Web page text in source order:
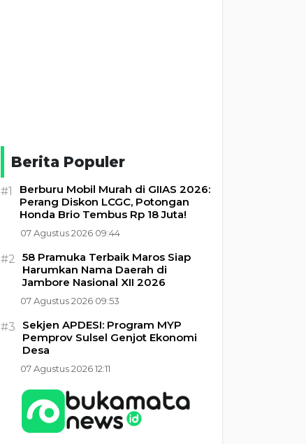
Berita Populer
#1
Berburu Mobil Murah di GIIAS 2026:
Perang Diskon LCGC, Potongan
Honda Brio Tembus Rp 18 Juta!
07 Agustus 2026 09:44
#2 58 Pramuka Terbaik Maros Siap
Harumkan Nama Daerah di
Jambore Nasional XII 2026
07 Agustus 2026 09:53
#3
Sekjen APDESI: Program MYP
Pemprov Sulsel Genjot Ekonomi
Desa
07 Agustus 2026 12:11